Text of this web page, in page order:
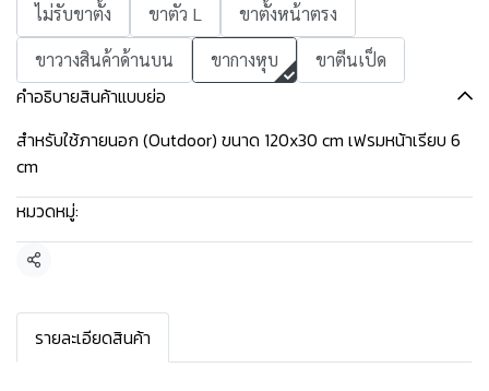
ไม่รับขาตั้ง ขาตัว L
ขาตั้งหน้าตรง
ขาวางสินค้าด้านบน
ขากางหุบ ขาตีนเป็ด
คำอธิบายสินค้าแบบย่อ
สำหรับใช้ภายนอก (Outdoor) ขนาด 120x30 cm เฟรมหน้าเรียบ 6
cm
หมวดหมู่:
แชร์
รายละเอียดสินค้า